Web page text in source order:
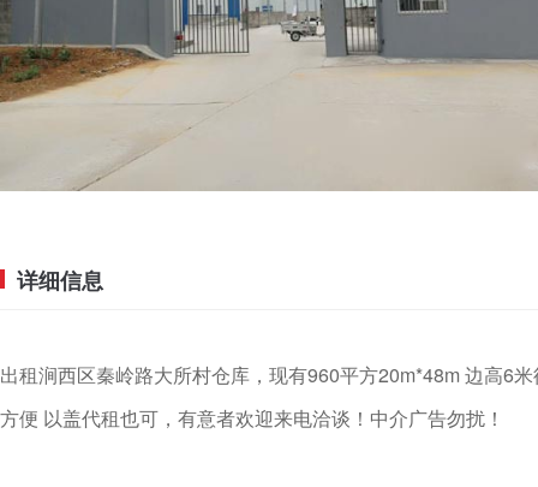
详细信息
出租涧西区秦岭路大所村仓库，现有960平方20m*48m 边高6
方便 以盖代租也可，有意者欢迎来电洽谈！中介广告勿扰！